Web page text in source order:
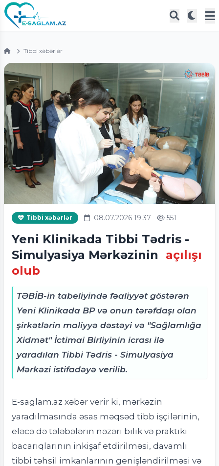
Tibbi xəbərlər
Tibbi xəbərlər 08.07.2026 19:37 551
Yeni Klinikada Tibbi Tədris -
Simulyasiya Mərkəzinin
açılışı
olub
TƏBİB-in tabeliyində fəaliyyət göstərən
Yeni Klinikada BP və onun tərəfdaşı olan
şirkətlərin maliyyə dəstəyi və "Sağlamlığa
Xidmət" İctimai Birliyinin icrası ilə
yaradılan Tibbi Tədris - Simulyasiya
Mərkəzi istifadəyə verilib.
E-saglam.az xəbər verir ki, mərkəzin
yaradılmasında əsas məqsəd tibb işçilərinin,
eləcə də tələbələrin nəzəri bilik və praktiki
bacarıqlarının inkişaf etdirilməsi, davamlı
tibbi təhsil imkanlarının genişləndirilməsi və